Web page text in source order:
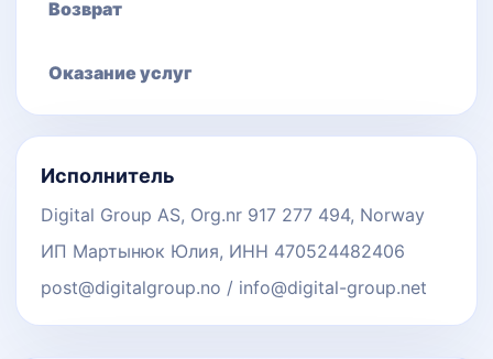
Возврат
Оказание услуг
Исполнитель
Digital Group AS, Org.nr 917 277 494, Norway
ИП Мартынюк Юлия, ИНН 470524482406
post@digitalgroup.no / info@digital-group.net